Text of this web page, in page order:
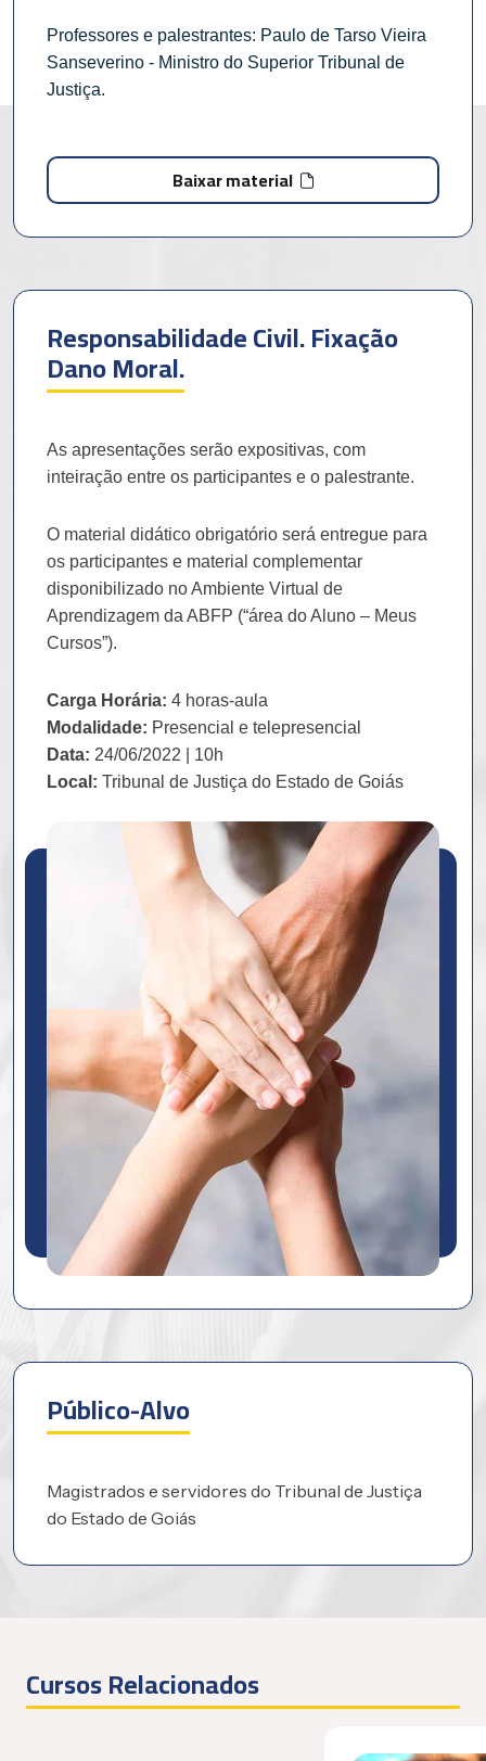
Professores e palestrantes: Paulo de Tarso Vieira
Sanseverino - Ministro do Superior Tribunal de
Justiça.
Baixar material
Responsabilidade Civil. Fixação
Dano Moral.
As apresentações serão expositivas, com
inteiração entre os participantes e o palestrante.
O material didático obrigatório será entregue para
os participantes e material complementar
disponibilizado no Ambiente Virtual de
Aprendizagem da ABFP (“área do Aluno – Meus
Cursos”).
Carga Horária: 4 horas-aula
Modalidade: Presencial e telepresencial
Data: 24/06/2022 | 10h
Local: Tribunal de Justiça do Estado de Goiás
Público-Alvo
Magistrados e servidores do Tribunal de Justiça
do Estado de Goiás
Cursos Relacionados